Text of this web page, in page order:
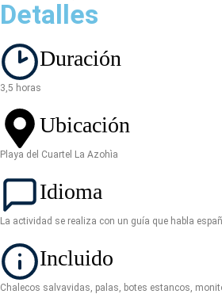
Detalles
Duración
3,5 horas
Ubicación
Playa del Cuartel La Azohìa
Idioma
La actividad se realiza con un guía que habla
Incluido
Chalecos salvavidas, palas, botes estancos,